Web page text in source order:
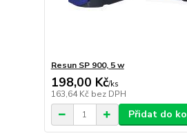
Resun SP 900, 5 w
198,00 Kč/ks
163,64 Kč bez DPH
Přidat do